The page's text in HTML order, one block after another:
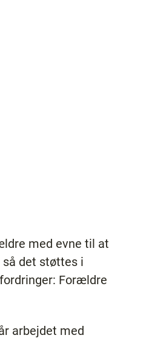
med evne til at
det støttes i
Forældre
arbejdet med